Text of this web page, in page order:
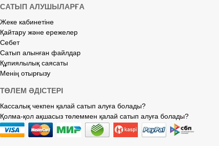
САТЫП АЛУШЫЛАРҒА
Жеке кабинетіне
Қайтару және ережелер
Себет
Сатып алынған файлдар
Құпиялылық саясаты
Менің отырғызу
ТӨЛЕМ ӘДІСТЕРІ
Кассалық чекпен қалай сатып алуға болады?
Қолма-қол ақшасыз төлеммен қалай сатып алуға болады?